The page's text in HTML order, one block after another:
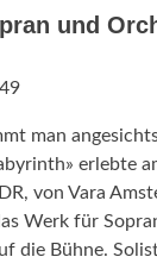
und
man
erlebte
von Vara
Werk für
die Bühne.